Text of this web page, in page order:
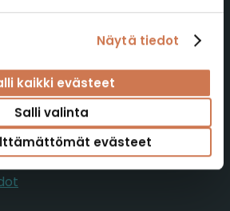
Näytä tiedot
kaikki evästeet
Salli valinta
evästeet